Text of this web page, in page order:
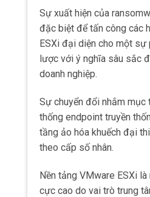
Sự xuất hiện của
đặc biệt để tấn công các
ESXi đại diện cho một sự
lược với ý nghĩa sâu sắc
doanh nghiệp.
Sự chuyển đổi nhắm mục
thống endpoint truyền
tầng ảo hóa khuếch đại
theo cấp số nhân.
Nền tảng VMware ESXi
cực cao do vai trò trung